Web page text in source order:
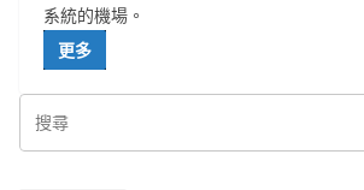
系統的機場。
更多